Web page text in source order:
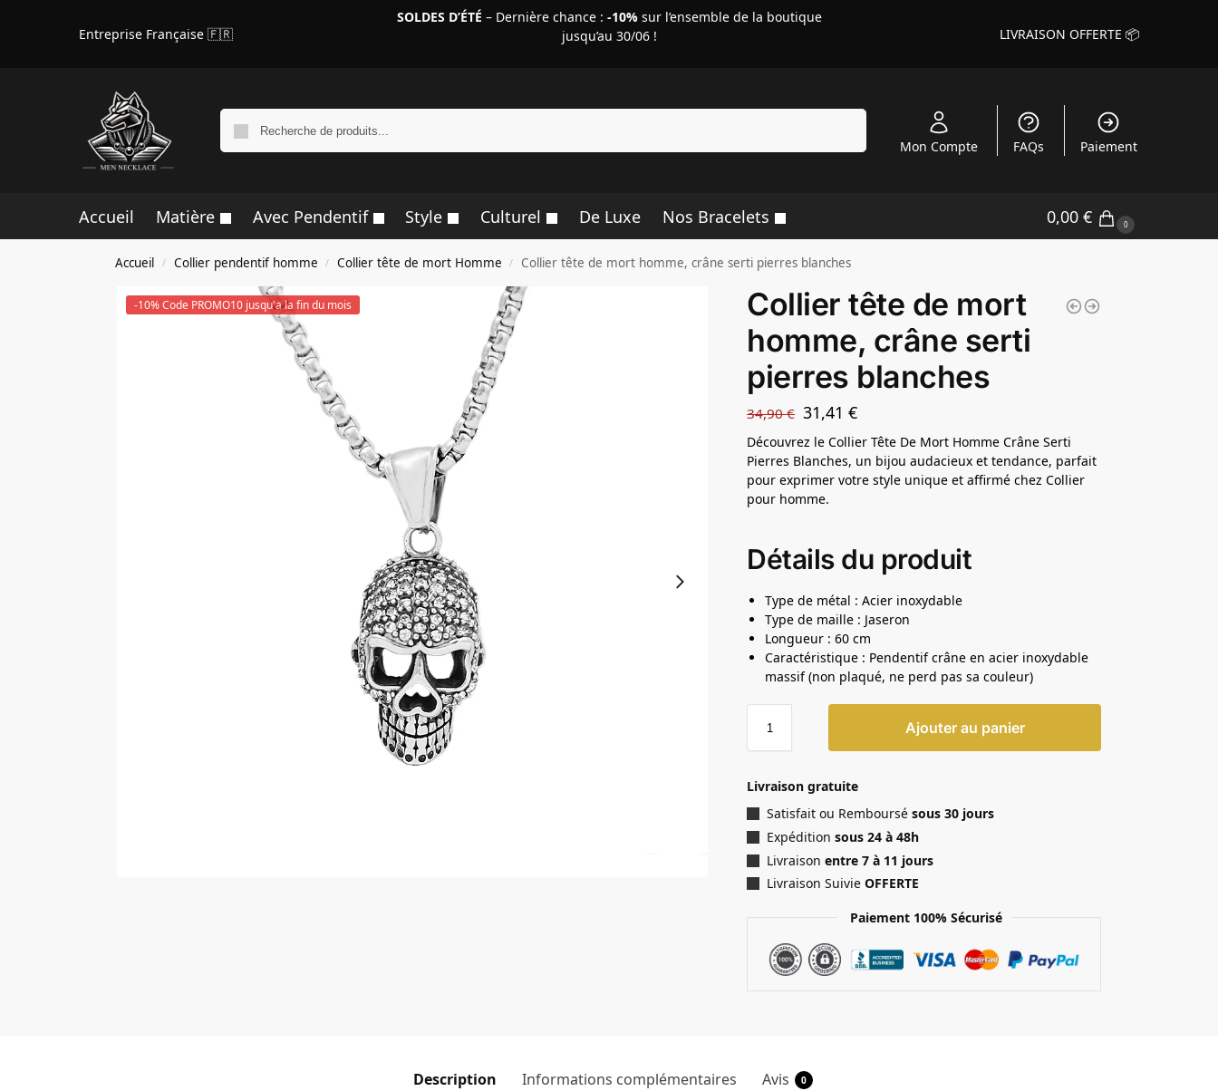
Entreprise Française 🇫🇷
SOLDES D’ÉTÉ – Dernière chance : -10%sur l’ensemble de la boutique
jusqu’au 30/06 !
LIVRAISON OFFERTE 📦
Mon Compte FAQs Paiement
Accueil Matière Avec Pendentif Style Culturel De Luxe Nos Bracelets 0,00 € 0
Accueil / Collier pendentif homme / Collier tête de mort Homme / Collier tête de mort homme, crâne serti pierres blanches
-10% Code PROMO10 jusqu'a la fin du mois
Collier tête de mort
homme, crâne serti
pierres blanches
34,90€ 31,41€
Découvrez le Collier Tête De Mort Homme Crâne Serti
Pierres Blanches, un bijou audacieux et tendance, parfait
pour exprimer votre style unique et affirmé chez Collier
pour homme.
Détails du produit
Type de métal : Acier inoxydable
Type de maille : Jaseron
Longueur : 60 cm
Caractéristique : Pendentif crâne en acier inoxydable
massif (non plaqué, ne perd pas sa couleur)
Ajouter au panier
Livraison gratuite
Satisfait ou Remboursésous 30 jours
Expédition sous 24 à 48h
Livraisonentre 7 à 11 jours
Livraison SuivieOFFERTE
Paiement 100% Sécurisé
Description Informations complémentaires Avis 0